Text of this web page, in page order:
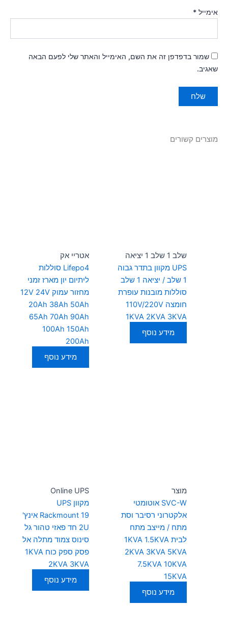
אימייל *
שמור בדפדפן זה את השם, האימייל והאתר שלי לפעם הבאה
שאגיב.
מוצרים קשורים
שלב 1 שלב 1 יציאה
UPS מקוון בתדר גבוה
1 שלב / יציאה 1 שלב
סוללות מובנות עופרת
חומצה 110V/220V
1KVA 2KVA 3KVA
מידע נוסף
אטריי אק
Lifepo4 סוללות
ליתיום יון מארז זמני
מחזור עמוק 12V 24V
20Ah 38Ah 50Ah
65Ah 70Ah 90Ah
100Ah 150Ah
200Ah
מידע נוסף
מוצר
SVC-W אוטומטי
אלקטרוני רסיבר וסת
מתח / מייצב מתח
לבית 1KVA 1.5KVA
2KVA 3KVA 5KVA
7.5KVA 10KVA
15KVA
מידע נוסף
Online UPS
מקוון UPS
Rackmount 19 אינץ'
2U חד פאזי טהור גל
סינוס צמוד מתלה אל
פסק ספק כוח 1KVA
2KVA 3KVA
מידע נוסף